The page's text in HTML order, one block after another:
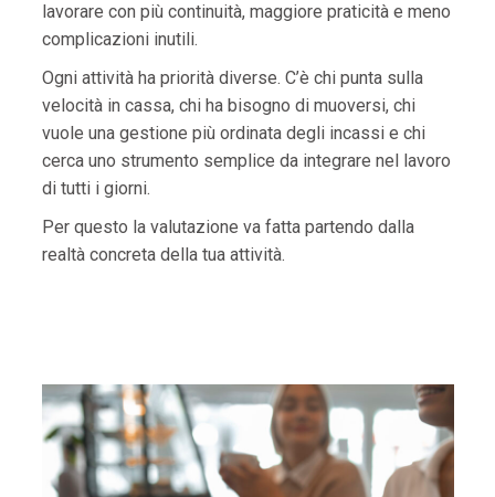
lavorare con più continuità, maggiore praticità e meno
complicazioni inutili.
Ogni attività ha priorità diverse. C’è chi punta sulla
velocità in cassa, chi ha bisogno di muoversi, chi
vuole una gestione più ordinata degli incassi e chi
cerca uno strumento semplice da integrare nel lavoro
di tutti i giorni.
Per questo la valutazione va fatta partendo dalla
realtà concreta della tua attività.